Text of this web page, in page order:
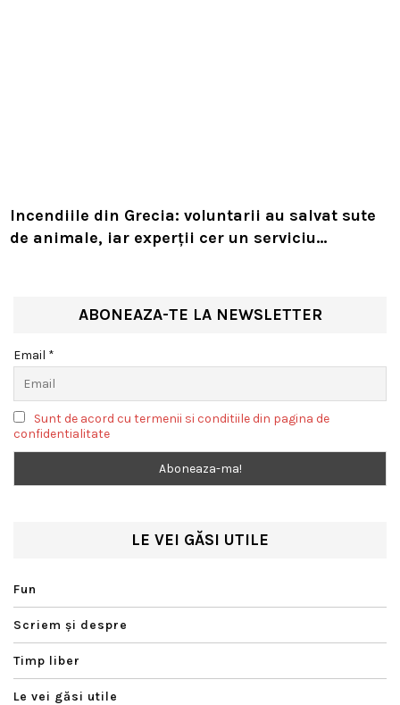
Incendiile din Grecia: voluntarii au salvat sute
de animale, iar experții cer un serviciu
ABONEAZA-TE LA NEWSLETTER
Email *
Sunt de acord cu termenii si conditiile din pagina de
confidentialitate
LE VEI GĂSI UTILE
Fun
Scriem şi despre
Timp liber
Le vei găsi utile